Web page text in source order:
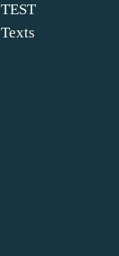
TEST
Texts